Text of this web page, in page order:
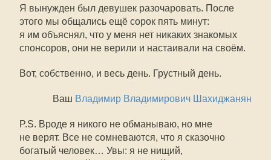
Я вынужден был девушек разочаровать. После
этого мы общались ещё сорок пять минут:
я им объяснял, что у меня нет никаких знакомых
спонсоров, они не верили и настаивали на своём.
Вот, собственно, и весь день. Грустный день.
Ваш Владимир Владимирович Шахиджанян
P.S. Вроде я никого не обманываю, но мне
не верят. Все не сомневаются, что я сказочно
богатый человек… Увы: я не нищий,